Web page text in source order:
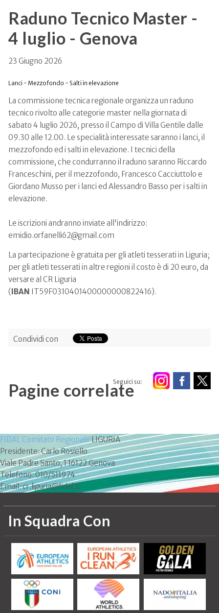
Raduno Tecnico Master -
4 luglio - Genova
23 Giugno 2026
Lanci - Mezzofondo - Salti in elevazione
La commissione tecnica regionale organizza un raduno
tecnico rivolto alle categorie master nella giornata di
sabato 4 luglio 2026, presso il Campo di Villa Gentile dalle
09.30 alle 12.00. Le specialità interessate saranno i lanci, il
mezzofondo ed i salti in elevazione. I tecnici della
commissione, che condurranno il raduno saranno Riccardo
Franceschini, per il mezzofondo, Francesco Cacciuttolo e
Giordano Musso per i lanci ed Alessandro Basso per i salti in
elevazione.
Le iscrizioni andranno inviate all'indirizzo:
emidio.orfanelli62@gmail.com
La partecipazione è gratuita per gli atleti tesserati in Liguria;
per gli atleti tesserati in altre regioni il costo è di 20 euro, da
versare al CR Liguria
(IBAN IT59F0310401400000000822416).
Condividi con
Seguici su:
Pagine correlate
FIDAL Comitato RegionaleLIGURIA
Presidente: Carlo Rosiello
Viale Padre Santo, 1 16122 Genova
Telefono: 010/511974
Email: cr.liguria@fidal.it
In Squadra Con